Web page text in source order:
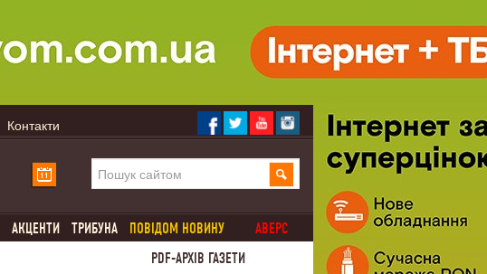
Контакти
АКЦЕНТИ ТРИБУНА ПОВІДОМ НОВИНУ
АВЕРС
PDF-АРХІВ ГАЗЕТИ